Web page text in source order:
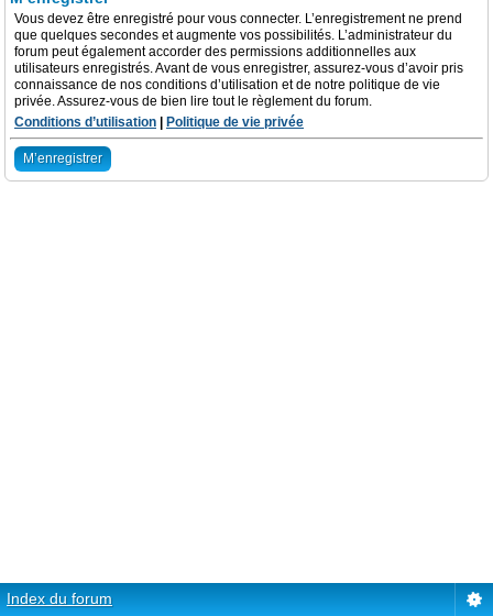
Vous devez être enregistré pour vous connecter. L’enregistrement ne prend
que quelques secondes et augmente vos possibilités. L’administrateur du
forum peut également accorder des permissions additionnelles aux
utilisateurs enregistrés. Avant de vous enregistrer, assurez-vous d’avoir pris
connaissance de nos conditions d’utilisation et de notre politique de vie
privée. Assurez-vous de bien lire tout le règlement du forum.
Conditions d’utilisation
Politique de vie privée
M’enregistrer
Index du forum